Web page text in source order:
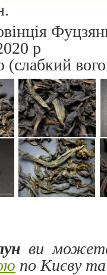
р
(слабкий
ви
по Києву та